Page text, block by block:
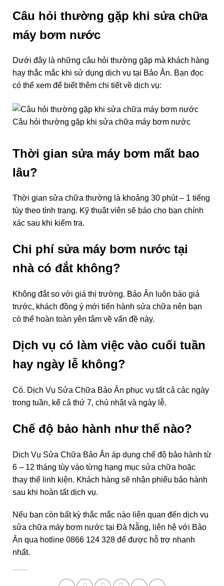
Câu hỏi thường gặp khi sửa chữa
máy bơm nước
Dưới đây là những câu hỏi thường gặp mà khách hàng
hay thắc mắc khi sử dụng dịch vụ tại Bảo Ân. Bạn đọc
có thể xem để biết thêm chi tiết về dịch vụ:
Câu hỏi thường gặp khi sửa chữa máy bơm nước
Thời gian sửa máy bơm mất bao
lâu?
Thời gian sửa chữa thường là khoảng 30 phút – 1 tiếng
tùy theo tình trạng. Kỹ thuật viên sẽ báo cho bạn chính
xác sau khi kiểm tra.
Chi phí sửa máy bơm nước tại
nhà có đắt không?
Không đắt so với giá thị trường. Bảo Ân luôn báo giá
trước, khách đồng ý mới tiến hành sửa chữa nên bạn
có thể hoàn toàn yên tâm về vấn đề này.
Dịch vụ có làm việc vào cuối tuần
hay ngày lễ không?
Có. Dịch Vụ Sửa Chữa Bảo Ân phục vụ tất cả các ngày
trong tuần, kể cả thứ 7, chủ nhật và ngày lễ.
Chế độ bảo hành như thế nào?
Dịch Vụ Sửa Chữa Bảo Ân áp dụng chế độ bảo hành từ
6 – 12 tháng tùy vào từng hạng mục sửa chữa hoặc
thay thế linh kiện. Khách hàng sẽ nhận phiếu bảo hành
sau khi hoàn tất dịch vụ.
Nếu bạn còn bất kỳ thắc mắc nào liên quan đến dịch vụ
sửa chữa máy bơm nước tại Đà Nẵng, liên hệ với Bảo
Ân qua hotline 0866 124 328 để được hỗ trợ nhanh
nhất.